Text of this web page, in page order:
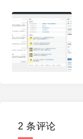
2 条评论